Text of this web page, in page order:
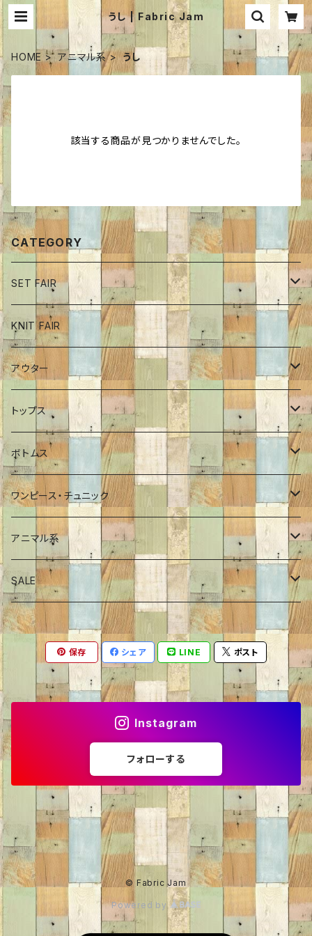
うし | Fabric Jam
HOME アニマル系 うし
該当する商品が見つかりませんでした。
CATEGORY
SET FAIR
ボトム
インナーカットソー
ワンピース
チュニック
Tシャツ
シャツ
プルオーバー
カーディガン
KNIT FAIR
アウター
ブルゾン
コート
ポンチョ
ジャケット
トップス
ロンT
インナーカットソー
プルオーバー
Tシャツ
シャツ・ブラウス
ニット・セーター
トレーナー
パーカー
ボトムス
パンツ
スカート
ワンピース・チュニック
ワンピース
チュニック
アニマル系
恐竜
サメ
ねこ
ライオン
パンダ
うし
SALE
70％OFF
60％OFF
50％OFF
30％OFF
35%OFF
20％OFF
保存 シェア LINE ポスト
Instagram
フォローする
© Fabric Jam
Powered by